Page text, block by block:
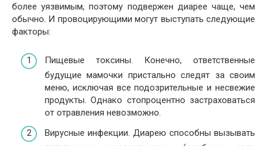
более уязвимым, поэтому подвержен диарее чаще, чем
обычно. И провоцирующими могут выступать следующие
факторы:
Пищевые токсины. Конечно, ответственные
будущие мамочки пристально следят за своим
меню, исключая все подозрительные и несвежие
продукты. Однако стопроцентно застраховаться
от отравления невозможно.
Вирусные инфекции. Диарею способны вызывать